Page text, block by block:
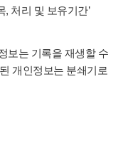
, 처리 및 보유기간’
보는 기록을 재생할 수
개인정보는 분쇄기로